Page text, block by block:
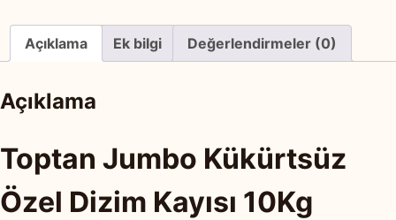
10Kg
adetAçıklama Ek bilgi Değerlendirmeler (0)
Açıklama
Toptan Jumbo Kükürtsüz
Özel Dizim Kayısı 10Kg